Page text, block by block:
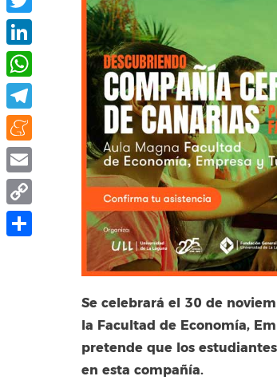
Se celebrará el 30 de
la Facultad de Economía,
pretende que los
en esta compañía.
Twitter
LinkedIn
WhatsApp
Telegram
Meneame
Email
Copy